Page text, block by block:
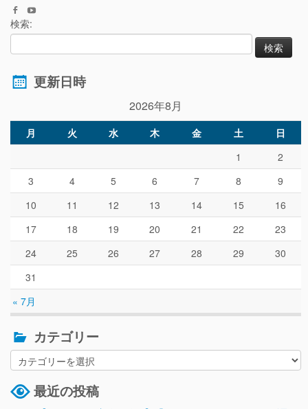
検索:
更新日時
2026年8月
月 火 水 木 金 土 日
« 7月
1
2
3
4 5 6 7 8
9
10
11 12 13 14 15
16
17
18 19 20 21 22
23
24
25 26 27 28 29
30
31
カテゴリー
最近の投稿